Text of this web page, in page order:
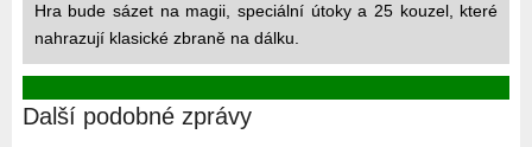
Hra bude sázet na magii, speciální útoky a 25 kouzel, které
nahrazují klasické zbraně na dálku.
Další podobné zprávy